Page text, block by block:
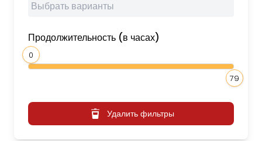
Продолжительность (в часах)
0
79
Удалить фильтры